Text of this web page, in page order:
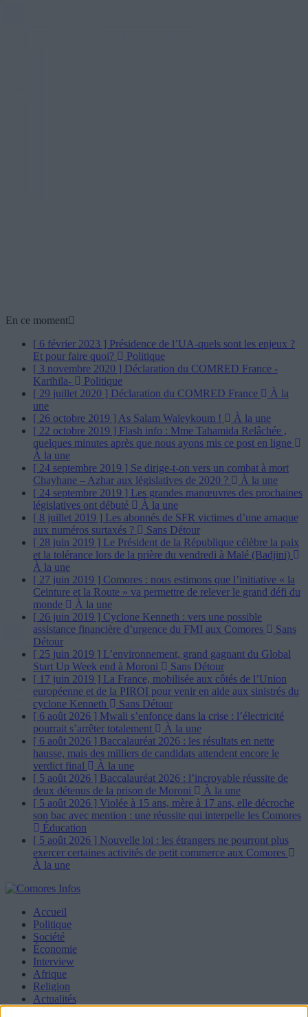
En ce moment
[ 6 février 2023 ] Présidence de l’UA-quels sont les enjeux ?
Et pour faire quoi?
Politique
[ 3 novembre 2020 ] Déclaration du COMRED France -
Karihila-
Politique
[ 29 juillet 2020 ] Déclaration du COMRED France
À la
une
[ 26 octobre 2019 ] As Salam Waleykoum !
À la une
[ 22 octobre 2019 ] Flash info : Mme Tahamida Relâchée ,
quelques minutes après que nous ayons mis ce post en ligne
À la une
[ 24 septembre 2019 ] Se dirige-t-on vers un combat à mort
Chayhane – Azhar aux législatives de 2020 ?
À la une
[ 24 septembre 2019 ] Les grandes manœuvres des prochaines
législatives ont débuté
À la une
[ 8 juillet 2019 ] Les abonnés de SFR victimes d’une arnaque
aux numéros surtaxés ?
Sans Détour
[ 28 juin 2019 ] Le Président de la République célèbre la paix
et la tolérance lors de la prière du vendredi à Malé (Badjini)
À la une
[ 27 juin 2019 ] Comores : nous estimons que l’initiative « la
Ceinture et la Route » va permettre de relever le grand défi du
monde
À la une
[ 26 juin 2019 ] Cyclone Kenneth : vers une possible
assistance financière d’urgence du FMI aux Comores
Sans
Détour
[ 25 juin 2019 ] L’environnement, grand gagnant du Global
Start Up Week end à Moroni
Sans Détour
[ 17 juin 2019 ] La France, mobilisée aux côtés de l’Union
européenne et de la PIROI pour venir en aide aux sinistrés du
cyclone Kenneth
Sans Détour
[ 6 août 2026 ] Mwali s’enfonce dans la crise : l’électricité
pourrait s’arrêter totalement
À la une
[ 6 août 2026 ] Baccalauréat 2026 : les résultats en nette
hausse, mais des milliers de candidats attendent encore le
verdict final
À la une
[ 5 août 2026 ] Baccalauréat 2026 : l’incroyable réussite de
deux détenus de la prison de Moroni
À la une
[ 5 août 2026 ] Violée à 15 ans, mère à 17 ans, elle décroche
son bac avec mention : une réussite qui interpelle les Comores
Éducation
[ 5 août 2026 ] Nouvelle loi : les étrangers ne pourront plus
exercer certaines activités de petit commerce aux Comores
À la une
Accueil
Politique
Société
Économie
Interview
Afrique
Religion
Actualités